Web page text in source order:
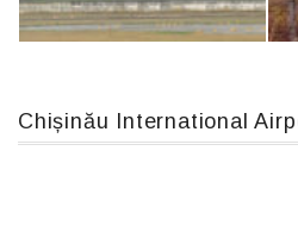
An124, RA-82013
Chișinău International